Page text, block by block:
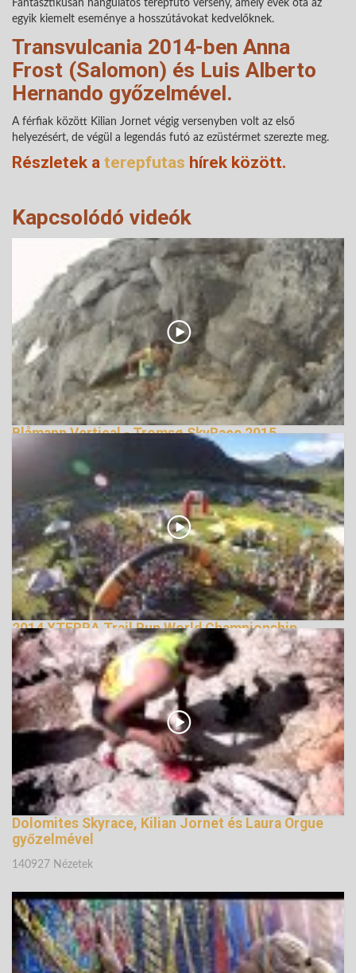
Fantasztikusan hangulatos terepfutó verseny, amely évek óta az
egyik kiemelt eseménye a hosszútávokat kedvelőknek.
Transvulcania 2014-ben Anna
Frost (Salomon) és Luis Alberto
Hernando győzelmével.
A férfiak között Kilian Jornet végig versenyben volt az első
helyezésért, de végül a legendás futó az ezüstérmet szerezte meg.
Részletek a terepfutas hírek között.
Kapcsolódó videók
Blåmann Vertical - Tromsø SkyRace 2015
terepfutás
144181 Nézetek
2014 XTERRA Trail Run World Championship
147731 Nézetek
Dolomites Skyrace, Kilian Jornet és Laura Orgue
győzelmével
140927 Nézetek